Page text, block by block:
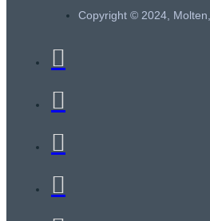
Copyright © 2024,